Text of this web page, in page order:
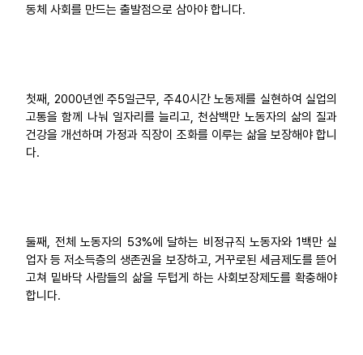
동체 사회를 만드는 출발점으로 삼아야 합니다.
첫째, 2000년엔 주5일근무, 주40시간 노동제를 실현하여 실업의
고통을 함께 나눠 일자리를 늘리고, 천삼백만 노동자의 삶의 질과
건강을 개선하며 가정과 직장이 조화를 이루는 삶을 보장해야 합니
다.
둘째, 전체 노동자의 53%에 달하는 비정규직 노동자와 1백만 실
업자 등 저소득층의 생존권을 보장하고, 거꾸로된 세금제도를 뜯어
고쳐 밑바닥 사람들의 삶을 두텁게 하는 사회보장제도를 확충해야
합니다.